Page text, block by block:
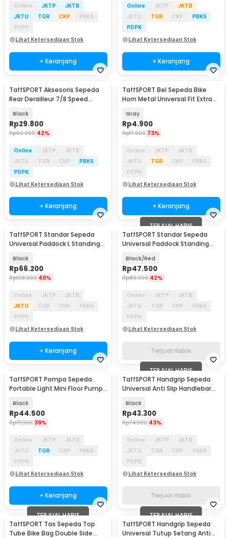
Online JKTP
JKTB
JKTU
TGR CKP
PBKS
PDPK
Lihat Ketersediaan Stok
+ Keranjang
Online JKTP
JKTB
JKTU
TGR CKP
PBKS
PDPK
Lihat Ketersediaan Stok
+ Keranjang
TaffSPORT Aksesoris Sepeda
Rear Derailleur 7/8 Speed
Black
Rp29.800
Rp50.900 42%
Online JKTP
JKTB
JKTU
TGR CKP
PBKS
PDPK
Lihat Ketersediaan Stok
+ Keranjang
TaffSPORT Bel Sepeda Bike
Horn Metal Universal Fit Extra
Gray
Rp4.900
Rp17.900 73%
Online JKTP
JKTB
JKTU
TGR CKP
PBKS
PDPK
Lihat Ketersediaan Stok
+ Keranjang
TaffSPORT Standar Sepeda
Universal Paddock L Standing
Black
Rp66.200
Rp108.900 40%
Online JKTP
JKTB
JKTU
TGR CKP
PBKS
PDPK
Lihat Ketersediaan Stok
+ Keranjang
TERJUAL HABIS
TaffSPORT Standar Sepeda
Universal Paddock Standing
Black/Red
Rp47.500
Rp80.900 42%
Online JKTP
JKTB
JKTU
TGR CKP
PBKS
PDPK
Lihat Ketersediaan Stok
Terjual Habis
TaffSPORT Pompa Sepeda
Portable Light Mini Floor Pump
Black
Rp44.500
Rp71.900 39%
Online JKTP
JKTB
JKTU
TGR CKP
PBKS
PDPK
Lihat Ketersediaan Stok
+ Keranjang
TERJUAL HABIS
TaffSPORT Handgrip Sepeda
Universal Anti Slip Handlebar
Black
Rp43.300
Rp74.900 43%
Online JKTP
JKTB
JKTU
TGR CKP
PBKS
PDPK
Lihat Ketersediaan Stok
Terjual Habis
TERJUAL HABIS
TaffSPORT Tas Sepeda Top
Tube Bike Bag Double Side
TERJUAL HABIS
TaffSPORT Handgrip Sepeda
Universal Tutup Setang Anti